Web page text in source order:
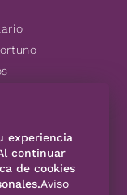
experiencia
continuar
de cookies
Aviso